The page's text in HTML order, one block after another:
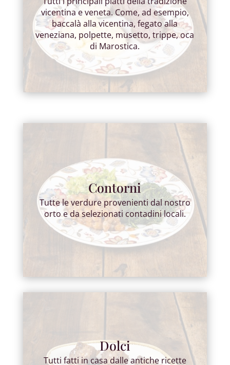
vicentina e veneta. Come, ad esempio,
baccalà alla vicentina, fegato alla
veneziana, polpette, musetto, trippe, oca
di Marostica.
Contorni
Tutte le verdure provenienti dal nostro
orto e da selezionati contadini locali.
Dolci
Tutti fatti in casa dalle antiche ricette